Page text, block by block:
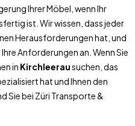
Ihrer Möbel, wenn Ihr
ist. Wir wissen, dass jeder
Herausforderungen hat, und
Anforderungen an. Wenn Sie
in Kirchleerausuchen, das
hat und Ihnen den
Sie bei Züri Transporte &